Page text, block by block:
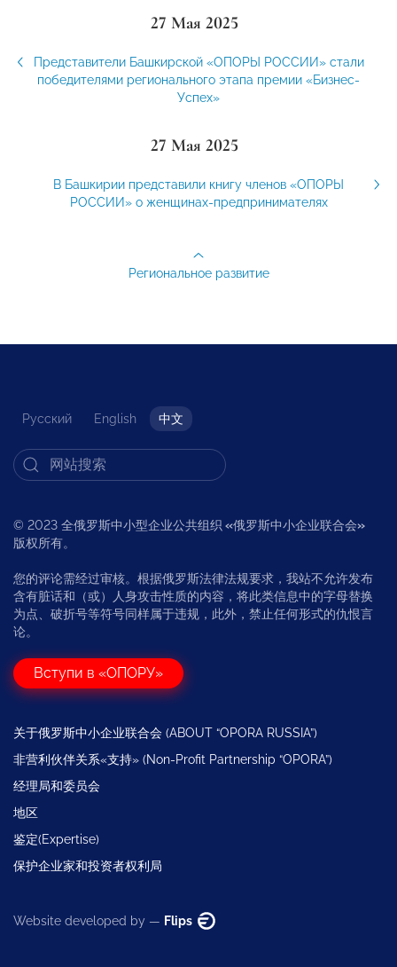
27 Мая 2025
Представители Башкирской «ОПОРЫ РОССИИ» стали
победителями регионального этапа премии «Бизнес-
Успех»
27 Мая 2025
В Башкирии представили книгу членов «ОПОРЫ
РОССИИ» о женщинах-предпринимателях
Региональное развитие
Русский English 中文
© 2023 全俄罗斯中小型企业公共组织 «俄罗斯中小企业联合会»
版权所有。
您的评论需经过审核。根据俄罗斯法律法规要求，我站不允许发布
含有脏话和（或）人身攻击性质的内容，将此类信息中的字母替换
为点、破折号等符号同样属于违规，此外，禁止任何形式的仇恨言
论。
Вступи в «ОПОРУ»
关于俄罗斯中小企业联合会 (ABOUT “OPORA RUSSIA”)
非营利伙伴关系«支持» (Non-Profit Partnership “OPORA”)
经理局和委员会
地区
鉴定(Expertise)
保护企业家和投资者权利局
Website developed by — Flips